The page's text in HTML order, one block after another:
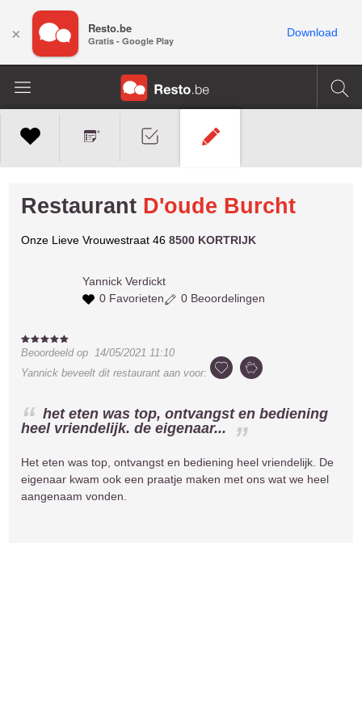
Restaurant D'oude Burcht
Onze Lieve Vrouwestraat 468500 KORTRIJK
Yannick Verdickt
0 Favorieten
0 Beoordelingen
Beoordeeld op14/05/2021 11:10
Yannick beveelt dit restaurant aan voor:
het eten was top, ontvangst en bediening
heel vriendelijk. de eigenaar...
Het eten was top, ontvangst en bediening heel vriendelijk. De
eigenaar kwam ook een praatje maken met ons wat we heel
aangenaam vonden.
× Resto.be
Gratis - Google Play
Download